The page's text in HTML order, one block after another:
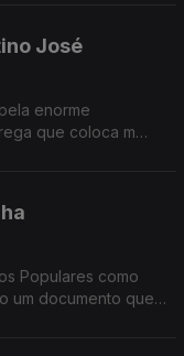
José
enorme
que coloca m
Populares como
um documento que